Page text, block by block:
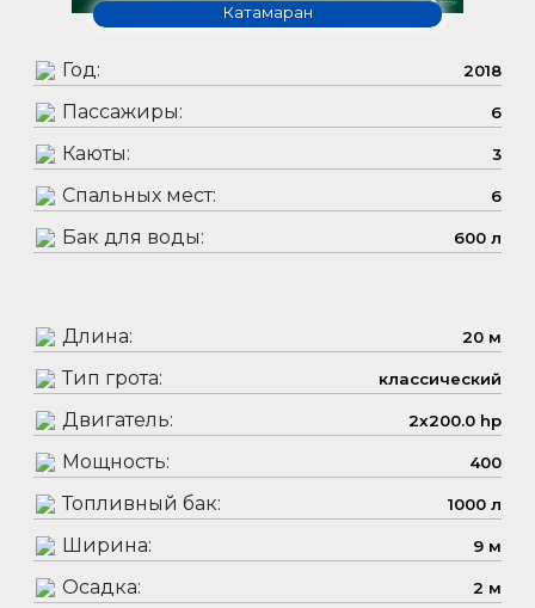
Катамаран
Год: 2018
Пассажиры: 6
Каюты: 3
Спальных мест: 6
Бак для воды: 600 л
Длина: 20 м
Тип грота: классический
Двигатель: 2x200.0 hp
Мощность: 400
Топливный бак: 1000 л
Ширина: 9 м
Осадка: 2 м